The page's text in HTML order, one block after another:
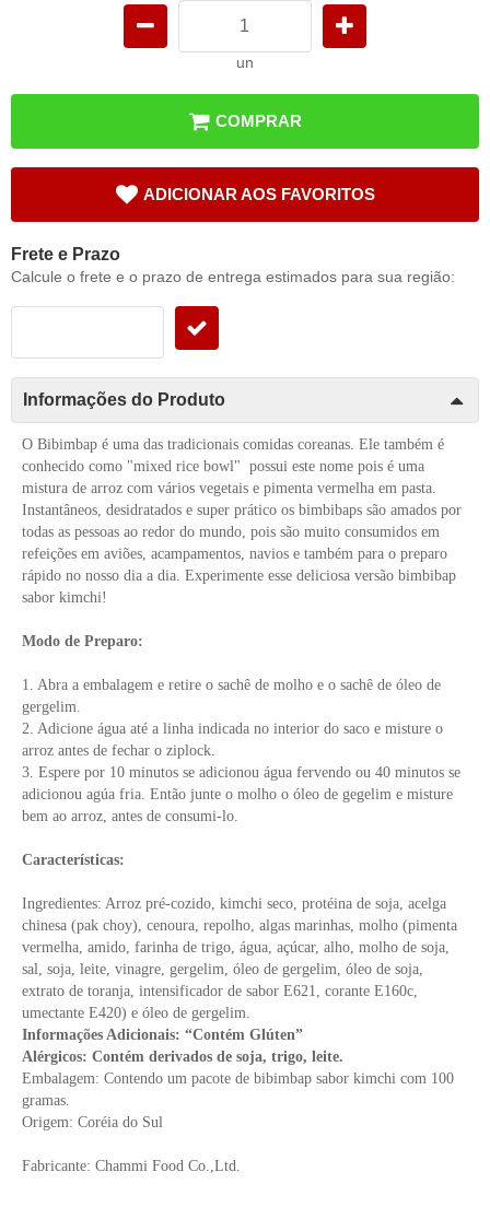
un
COMPRAR
ADICIONAR AOS FAVORITOS
Frete e Prazo
Calcule o frete e o prazo de entrega estimados para sua região:
Informações do Produto
O Bibimbap é uma das tradicionais comidas coreanas. Ele também é
conhecido como "mixed rice bowl" possui este nome pois é uma
mistura de arroz com vários vegetais e pimenta vermelha em pasta.
Instantâneos, desidratados e super prático os bimbibaps são amados por
todas as pessoas ao redor do mundo, pois são muito consumidos em
refeições em aviões, acampamentos, navios e também para o preparo
rápido no nosso dia a dia. Experimente esse deliciosa versão bimbibap
sabor kimchi!
Modo de Preparo:
1. Abra a embalagem e retire o sachê de molho e o sachê de óleo de
gergelim.
2. Adicione água até a linha indicada no interior do saco e misture o
arroz antes de fechar o ziplock.
3. Espere por 10 minutos se adicionou água fervendo ou 40 minutos se
adicionou agúa fria. Então junte o molho o óleo de gegelim e misture
bem ao arroz, antes de consumi-lo.
Características:
Ingredientes: Arroz pré-cozido, kimchi seco, protéina de soja, acelga
chinesa (pak choy), cenoura, repolho, algas marinhas, molho (pimenta
vermelha, amido, farinha de trigo, água, açúcar, alho, molho de soja,
sal, soja, leite, vinagre, gergelim, óleo de gergelim, óleo de soja,
extrato de toranja, intensificador de sabor E621, corante E160c,
umectante E420) e óleo de gergelim.
Informações Adicionais: “Contém Glúten”
Alérgicos: Contém derivados de soja, trigo, leite.
Embalagem: Contendo um pacote de bibimbap sabor kimchi com 100
gramas.
Origem: Coréia do Sul
Fabricante: Chammi Food Co.,Ltd.